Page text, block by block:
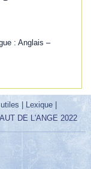
: Anglais –
| Lexique |
DE L'ANGE 2022